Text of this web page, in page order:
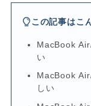
この記事はこ
MacBook
い
MacBook
しい